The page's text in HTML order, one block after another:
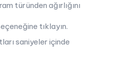
türünden ağırlığını
tıklayın.
saniyeler içinde